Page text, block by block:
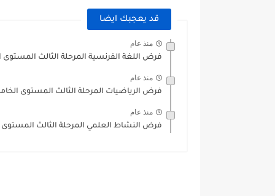
قد يعجبك ايضا
منذ عام
فرض اللغة الفرنسية المرحلة الثالث
منذ عام
فرض الرياضيات المرحلة الثالث المستوى
منذ عام
فرض النشاط العلمي المرحلة الثالث